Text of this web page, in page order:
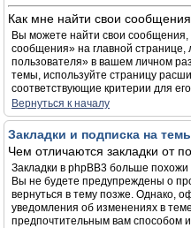
Как мне найти свои
Вы можете найти свои
сообщения» на главной
пользователя» в вашем личном
темы, используйте страницу
соответствующие критерии для
Вернуться к началу
Закладки и подписка на
Чем отличаются закладки от
Закладки в phpBB3 больше
Вы не будете предупреждены о
вернуться в тему позже. Однако,
уведомления об изменениях в
предпочтительным вам способом